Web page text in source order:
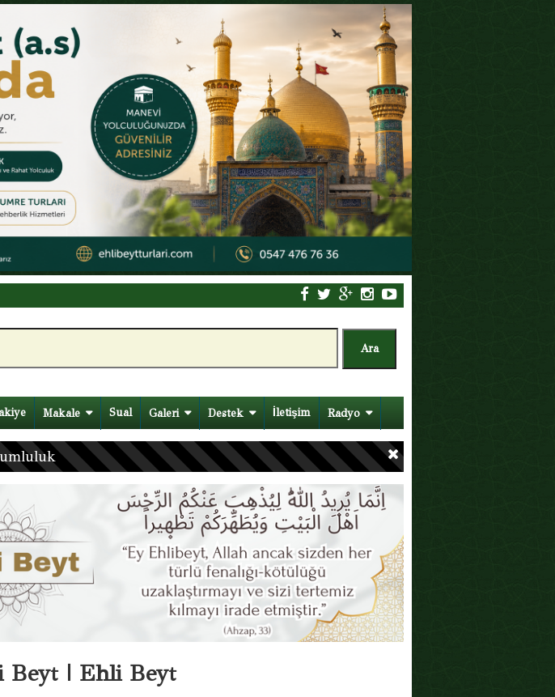
Makale Sual Galeri Destek İletişim Radyo
Beyt | Ehli Beyt